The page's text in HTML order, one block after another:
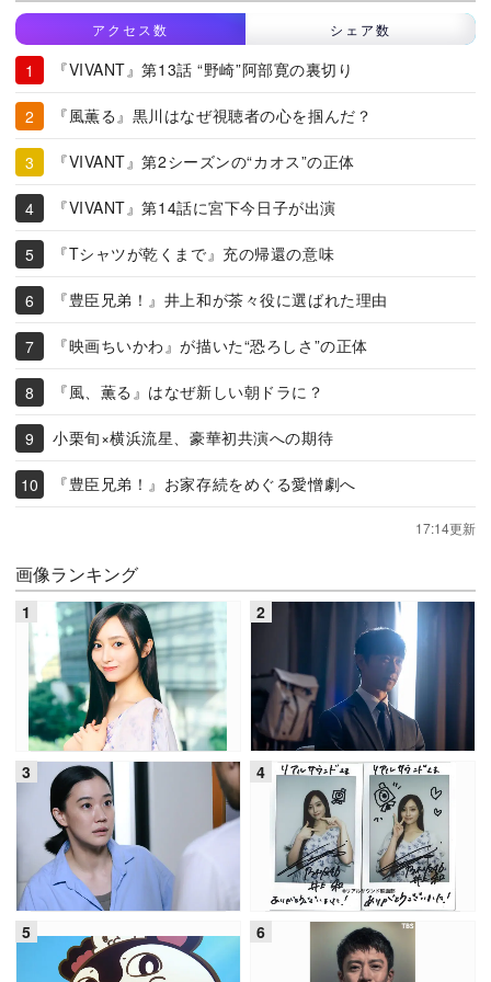
アクセス数 シェア数
『VIVANT』第13話 “野崎”阿部寛の裏切り
『風薫る』黒川はなぜ視聴者の心を掴んだ？
『VIVANT』第2シーズンの“カオス”の正体
『VIVANT』第14話に宮下今日子が出演
『Tシャツが乾くまで』充の帰還の意味
『豊臣兄弟！』井上和が茶々役に選ばれた理由
『映画ちいかわ』が描いた“恐ろしさ”の正体
『風、薫る』はなぜ新しい朝ドラに？
小栗旬×横浜流星、豪華初共演への期待
『豊臣兄弟！』お家存続をめぐる愛憎劇へ
17:14更新
画像ランキング